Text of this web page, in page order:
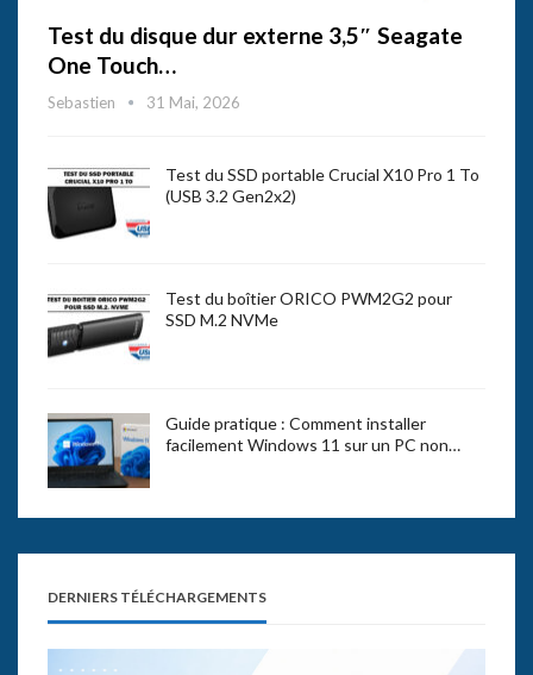
Test du disque dur externe 3,5″ Seagate
One Touch…
Sebastien 31 Mai, 2026
Test du SSD portable Crucial X10 Pro 1 To
(USB 3.2 Gen2x2)
Test du boîtier ORICO PWM2G2 pour
SSD M.2 NVMe
Guide pratique : Comment installer
facilement Windows 11 sur un PC non…
DERNIERS TÉLÉCHARGEMENTS